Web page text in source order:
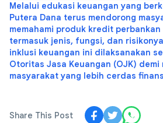
Melalui edukasi keuangan yang
Putera Dana terus mendorong
memahami produk kredit
termasuk jenis, fungsi, dan
inklusi keuangan ini dilaksanakan
Otoritas Jasa Keuangan (OJK) demi
masyarakat yang lebih cerdas
Share This Post